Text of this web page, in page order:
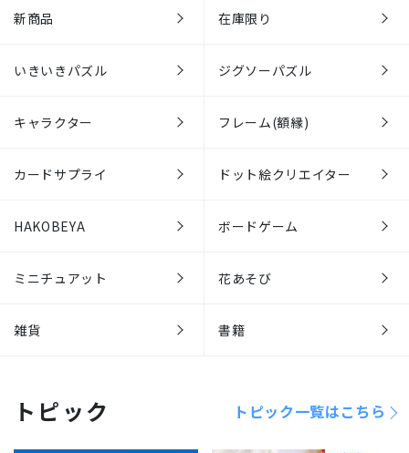
新商品 在庫限り
いきいきパズル ジグソーパズル
キャラクター フレーム(額縁)
カードサプライ ドット絵クリエイター
HAKOBEYA ボードゲーム
ミニチュアット 花あそび
雑貨 書籍
トピック トピック一覧はこちら